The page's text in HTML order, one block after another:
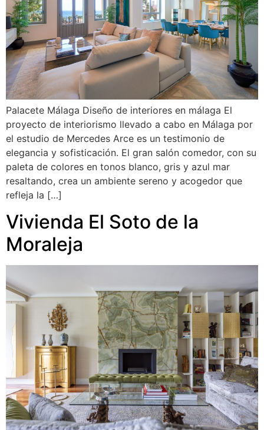
Palacete Málaga Diseño de interiores en málaga El
proyecto de interiorismo llevado a cabo en Málaga por
el estudio de Mercedes Arce es un testimonio de
elegancia y sofisticación. El gran salón comedor, con su
paleta de colores en tonos blanco, gris y azul mar
resaltando, crea un ambiente sereno y acogedor que
refleja la […]
Vivienda El Soto de la
Moraleja